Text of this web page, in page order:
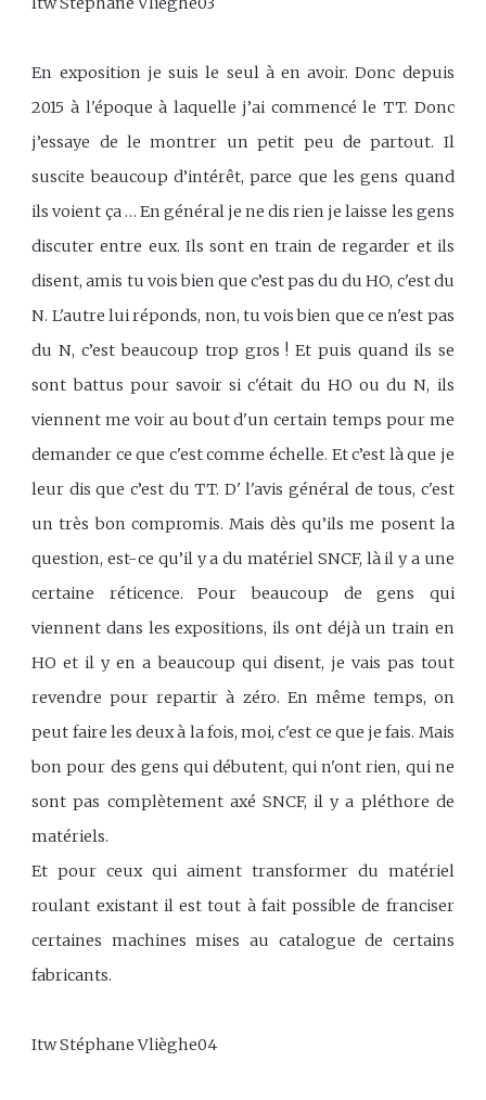
En exposition je suis le seul à en avoir. Donc depuis
2015 à l'époque à laquelle j’ai commencé le TT. Donc
j’essaye de le montrer un petit peu de partout. Il
suscite beaucoup d’intérêt, parce que les gens quand
ils voient ça … En général je ne dis rien je laisse les gens
discuter entre eux. Ils sont en train de regarder et ils
disent, amis tu vois bien que c’est pas du du HO, c'est du
N. L'autre lui réponds, non, tu vois bien que ce n'est pas
du N, c’est beaucoup trop gros ! Et puis quand ils se
sont battus pour savoir si c'était du HO ou du N, ils
viennent me voir au bout d'un certain temps pour me
demander ce que c'est comme échelle. Et c’est là que je
leur dis que c’est du TT. D' l'avis général de tous, c'est
un très bon compromis. Mais dès qu’ils me posent la
question, est-ce qu’il y a du matériel SNCF, là il y a une
certaine réticence. Pour beaucoup de gens qui
viennent dans les expositions, ils ont déjà un train en
HO et il y en a beaucoup qui disent, je vais pas tout
revendre pour repartir à zéro. En même temps, on
peut faire les deux à la fois, moi, c'est ce que je fais. Mais
bon pour des gens qui débutent, qui n'ont rien, qui ne
sont pas complètement axé SNCF, il y a pléthore de
matériels.
Et pour ceux qui aiment transformer du matériel
roulant existant il est tout à fait possible de franciser
certaines machines mises au catalogue de certains
fabricants.
Itw Stéphane Vlièghe04